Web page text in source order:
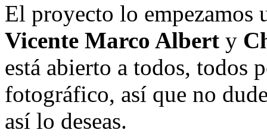
El proyecto lo empezamos
Vicente Marco Albert y
está abierto a todos, todos
fotográfico, así que no
así lo deseas.